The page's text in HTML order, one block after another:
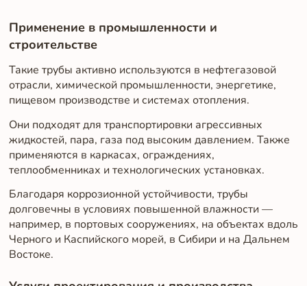
Применение в промышленности и
строительстве
Такие трубы активно используются в нефтегазовой
отрасли, химической промышленности, энергетике,
пищевом производстве и системах отопления.
Они подходят для транспортировки агрессивных
жидкостей, пара, газа под высоким давлением. Также
применяются в каркасах, ограждениях,
теплообменниках и технологических установках.
Благодаря коррозионной устойчивости, трубы
долговечны в условиях повышенной влажности —
например, в портовых сооружениях, на объектах вдоль
Черного и Каспийского морей, в Сибири и на Дальнем
Востоке.